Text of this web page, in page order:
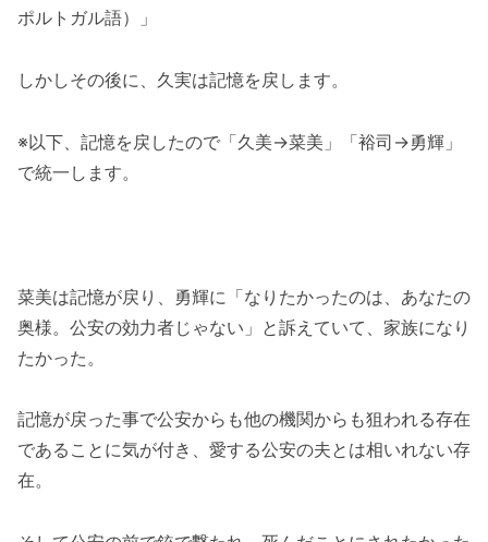
ポルトガル語）」
しかしその後に、久実は記憶を戻します。
※以下、記憶を戻したので「久美→菜美」「裕司→勇輝」
で統一します。
菜美は記憶が戻り、勇輝に「なりたかったのは、あなたの
奥様。公安の効力者じゃない」と訴えていて、家族になり
たかった。
記憶が戻った事で公安からも他の機関からも狙われる存在
であることに気が付き、愛する公安の夫とは相いれない存
在。